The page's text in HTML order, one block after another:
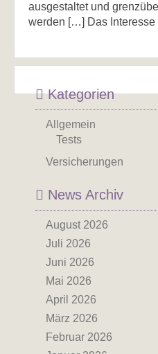
ausgestaltet und
werden […] Das Interesse
Kategorien
Allgemein
Tests
Versicherungen
News Archiv
August 2026
Juli 2026
Juni 2026
Mai 2026
April 2026
März 2026
Februar 2026